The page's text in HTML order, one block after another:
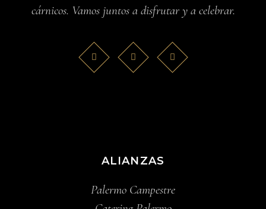
cárnicos. Vamos juntos a disfrutar y a celebrar.
ALIANZAS
Palermo Campestre